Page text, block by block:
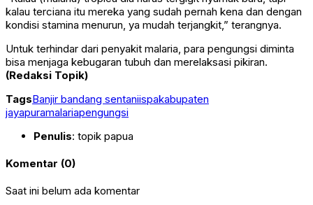
kalau terciana itu mereka yang sudah pernah kena dan dengan
kondisi stamina menurun, ya mudah terjangkit,” terangnya.
Untuk terhindar dari penyakit malaria, para pengungsi diminta
bisa menjaga kebugaran tubuh dan merelaksasi pikiran.
(Redaksi Topik)
TagsBanjir bandang sentaniispakabupaten
jayapuramalariapengungsi
Penulis: topik papua
Komentar (0)
Saat ini belum ada komentar